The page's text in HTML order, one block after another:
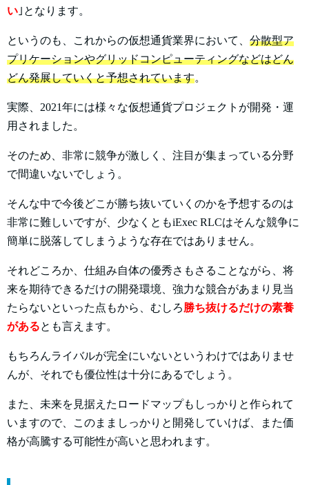
い ｣となります。
というのも、これからの仮想通貨業界において、 分散型ア
プリケーションやグリッドコンピューティングなどはどん
どん発展していくと予想されています。
実際、2021年には様々な仮想通貨プロジェクトが開発・運
用されました。
そのため、非常に競争が激しく、注目が集まっている分野
で間違いないでしょう。
そんな中で今後どこが勝ち抜いていくのかを予想するのは
非常に難しいですが、少なくともiExec RLCはそんな競争に
簡単に脱落してしまうような存在ではありません。
それどころか、仕組み自体の優秀さもさることながら、将
来を期待できるだけの開発環境、強力な競合があまり見当
たらないといった点もから、むしろ勝ち抜けるだけの素養
があるとも言えます。
もちろんライバルが完全にいないというわけではありませ
んが、それでも優位性は十分にあるでしょう。
また、未来を見据えたロードマップもしっかりと作られて
いますので、このまましっかりと開発していけば、また価
格が高騰する可能性が高いと思われます。